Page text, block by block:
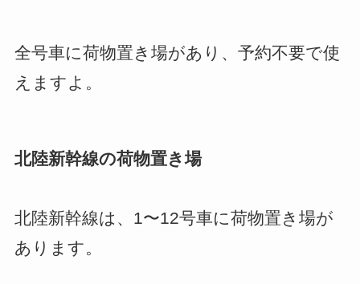
全号車に荷物置き場があり、予約不要で使
えますよ。
北陸新幹線の荷物置き場
北陸新幹線は、1〜12号車に荷物置き場が
あります。